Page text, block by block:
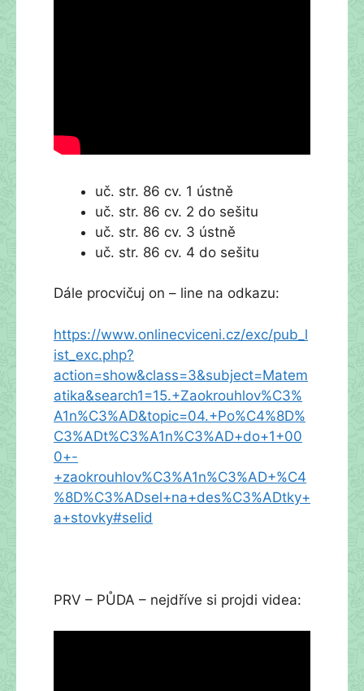
uč. str. 86 cv. 1 ústně
uč. str. 86 cv. 2 do sešitu
uč. str. 86 cv. 3 ústně
uč. str. 86 cv. 4 do sešitu
Dále procvičuj on – line na odkazu:
https://www.onlinecviceni.cz/exc/pub_l
ist_exc.php?
action=show&class=3&subject=Matem
atika&search1=15.+Zaokrouhlov%C3%
A1n%C3%AD&topic=04.+Po%C4%8D%
C3%ADt%C3%A1n%C3%AD+do+1+00
0+-
+zaokrouhlov%C3%A1n%C3%AD+%C4
%8D%C3%ADsel+na+des%C3%ADtky+
a+stovky#selid
PRV – PŮDA – nejdříve si projdi videa: